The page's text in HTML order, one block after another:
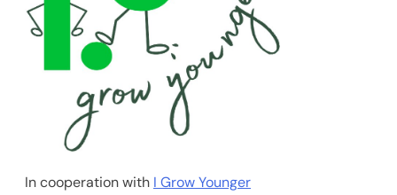
In cooperation with I Grow Younger